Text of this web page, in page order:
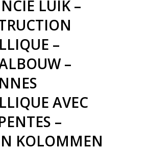
LUIK –
–
–
AVEC
–
KOLOMMEN